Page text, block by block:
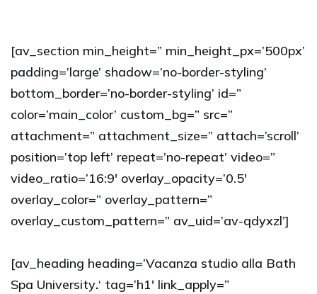
[av_section min_height=” min_height_px=’500px’
padding=’large’ shadow=’no-border-styling’
bottom_border=’no-border-styling’ id=”
color=’main_color’ custom_bg=” src=”
attachment=” attachment_size=” attach=’scroll’
position=’top left’ repeat=’no-repeat’ video=”
video_ratio=’16:9′ overlay_opacity=’0.5′
overlay_color=” overlay_pattern=”
overlay_custom_pattern=” av_uid=’av-qdyxzl’]
[av_heading heading=’Vacanza studio alla Bath
Spa University.‘ tag=’h1′ link_apply=”